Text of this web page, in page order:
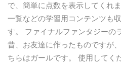
で、簡単に点数を表示してくれ
一覧などの学習用コンテンツも
す。 ファイナルファンタジーの
昔、お友達に作ったものですが
ちらはガールです。 使用してく